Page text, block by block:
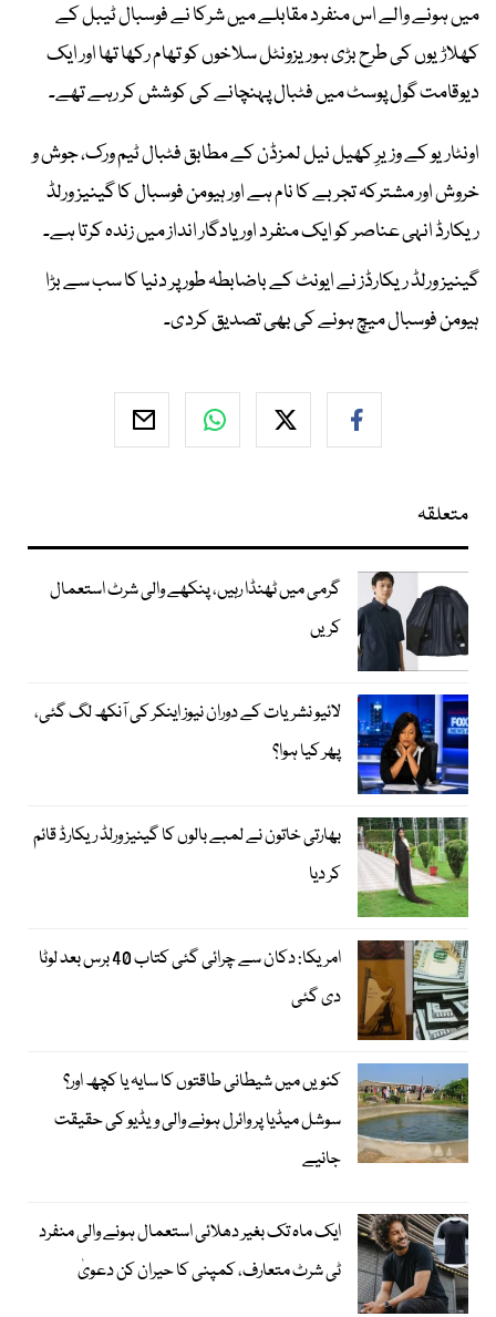
میں ہونے والے اس منفرد مقابلے میں شرکا نے فوسبال ٹیبل کے
کھلاڑیوں کی طرح بڑی ہوریزونٹل سلاخوں کو تھام رکھا تھا اور ایک
دیوقامت گول پوسٹ میں فٹبال پہنچانے کی کوشش کر رہے تھے۔
اونٹاریو کے وزیرِ کھیل نیل لمزڈن کے مطابق فٹبال ٹیم ورک، جوش و
خروش اور مشترکہ تجربے کا نام ہے اور ہیومن فوسبال کا گینیز ورلڈ
ریکارڈ انہی عناصر کو ایک منفرد اور یادگار انداز میں زندہ کرتا ہے۔
گینیز ورلڈ ریکارڈز نے ایونٹ کے باضابطہ طور پر دنیا کا سب سے بڑا
ہیومن فوسبال میچ ہونے کی بھی تصدیق کردی۔
متعلقہ
گرمی میں ٹھنڈا رہیں، پنکھے والی شرٹ استعمال
کریں
لائیو نشریات کے دوران نیوز اینکر کی آنکھ لگ گئی،
پھر کیا ہوا؟
بھارتی خاتون نے لمبے بالوں کا گینیز ورلڈ ریکارڈ قائم
کر دیا
امریکا: دکان سے چرائی گئی کتاب 40 برس بعد لوٹا
دی گئی
کنویں میں شیطانی طاقتوں کا سایہ یا کچھ اور؟
سوشل میڈیا پر وائرل ہونے والی ویڈیو کی حقیقت
جانیے
ایک ماہ تک بغیر دھلائی استعمال ہونے والی منفرد
ٹی شرٹ متعارف، کمپنی کا حیران کن دعویٰ